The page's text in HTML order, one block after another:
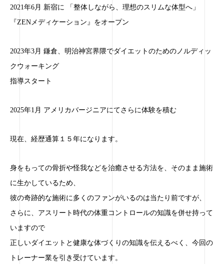
2021年6月 新宿に 「整体しながら、理想のスリムな体型へ」
『ZENメディケーション』をオープン
2023年3月 鎌倉、明治神宮界隈でダイエットのためのノルディッ
クウォーキング
指導スタート
2025年1月 アメリカバージニアにてさらに体験を積む
現在、経歴通算１５年になります。
身をもっての骨折や怪我などを治癒させる方法を、そのまま施術
に生かしているため、
彼の奇跡的な施術に多くのファンがいるのは当たり前ですが、
さらに、アスリート時代の体重コントロールの知識を併せ持って
いますので
正しいダイエットと健康な体づくりの知識を伝えるべく、今回の
トレーナー業を引き受けています。